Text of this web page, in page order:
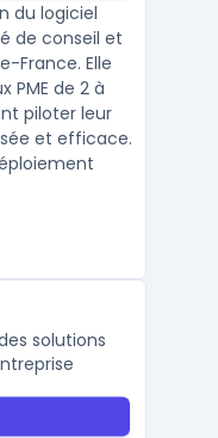
du logiciel
de conseil et
France. Elle
PME de 2 à
piloter leur
et efficace.
solutions